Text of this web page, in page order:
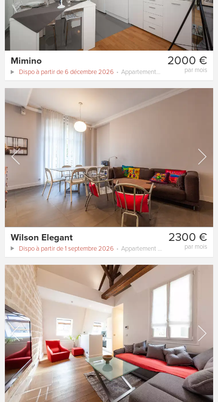
2000 €
par mois
Mimino
Dispo à partir de 6 décembre 2026 Appartement
2300 €
par mois
Wilson Elegant
Dispo à partir de 1 septembre 2026 Appartement